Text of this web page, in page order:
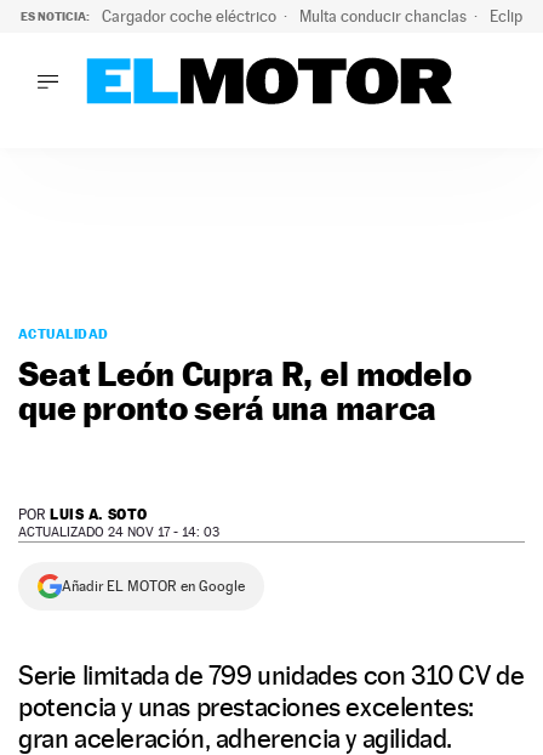
ES NOTICIA: Cargador coche eléctrico Multa conducir chanclas
PODCAST
MOTOS
TECNOLOGÍA
SUPERCOCHES
SERVICIOS
NEWSLETTER
ACTUALIDAD
Seat León Cupra R, el modelo
que pronto será una marca
POR LUIS A. SOTO
ACTUALIZADO 24 NOV 17 - 14: 03
Añadir EL MOTOR en Google
Serie limitada de 799 unidades con 310 CV de
potencia y unas prestaciones excelentes:
gran aceleración, adherencia y agilidad.